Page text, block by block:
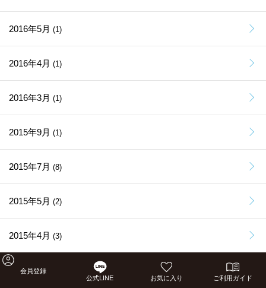
2016年5月 (1)
2016年4月 (1)
2016年3月 (1)
2015年9月 (1)
2015年7月 (8)
2015年5月 (2)
2015年4月 (3)
2015年3月
会員登録
公式LINE
お気に入り ご利用ガイド